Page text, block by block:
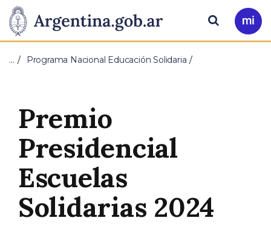
Presidencia
de
Nación
Pasar al contenido principal
Ir
a
Buscar
… Programa Nacional Educación Solidaria
Premio
Presidencial
Escuelas
Solidarias 2024